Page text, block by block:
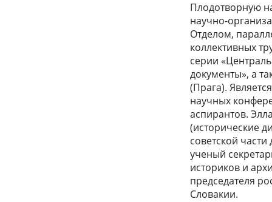
Плодотворную
научно-
Отделом,
коллективных
серии
документы», а
(Прага).
научных
аспирантов.
(исторические
советской
ученый
историков и
председателя
Словакии.